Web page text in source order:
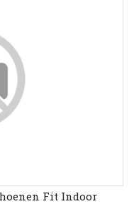
Fit Indoor